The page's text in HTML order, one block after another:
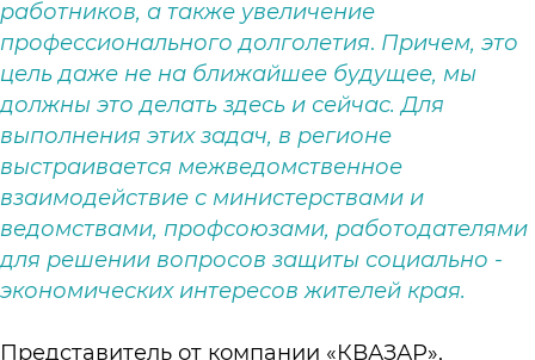
работников, а также увеличение
профессионального долголетия. Причем, это
цель даже не на ближайшее будущее, мы
должны это делать здесь и сейчас. Для
выполнения этих задач, в регионе
выстраивается межведомственное
взаимодействие с министерствами и
ведомствами, профсоюзами, работодателями
для решении вопросов защиты социально -
экономических интересов жителей края.
Представитель от компании «КВАЗАР»,